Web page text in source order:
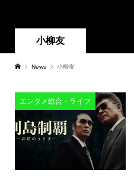
小柳友
News 小柳友
エンタメ総合・ライフ